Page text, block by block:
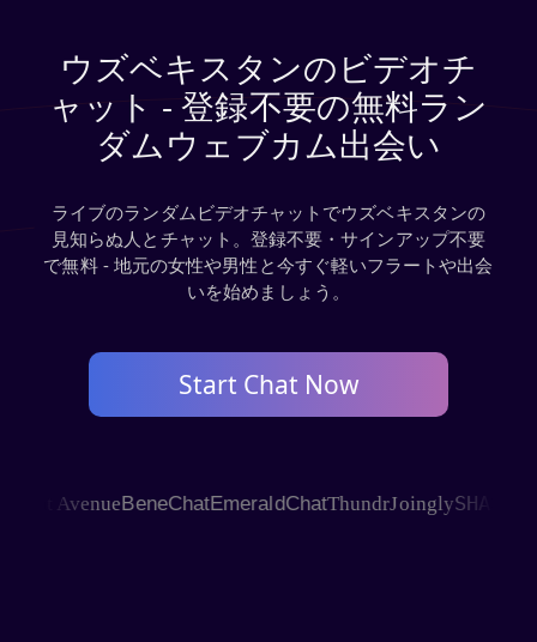
ウズベキスタンのビデオチ
ャット - 登録不要の無料ラン
ダムウェブカム出会い
ライブのランダムビデオチャットでウズベキスタンの
見知らぬ人とチャット。登録不要・サインアップ不要
で無料 - 地元の女性や男性と今すぐ軽いフラートや出会
いを始めましょう。
Start Chat Now
AvenueBeneChatEmeraldChatThundrJoinglySHAGLE